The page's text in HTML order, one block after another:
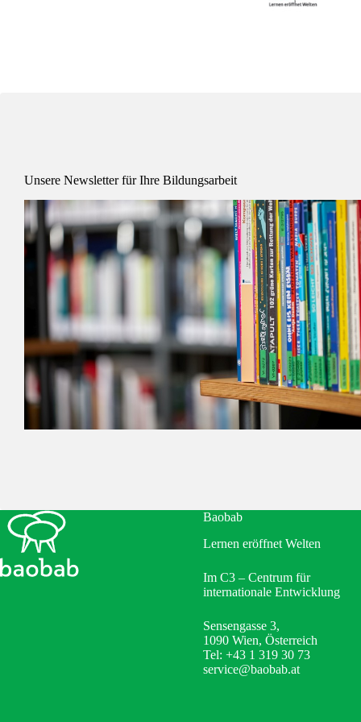
Unsere Newsletter für Ihre Bildungsarbeit
Baobab
Lernen eröffnet Welten
Im C3 – Centrum für
internationale Entwicklung
Sensengasse 3,
1090 Wien, Österreich
Tel: +43 1 319 30 73
service@baobab.at